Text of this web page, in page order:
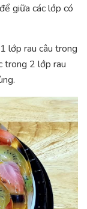
giữa các lớp có
lớp rau câu trong
trong 2 lớp rau